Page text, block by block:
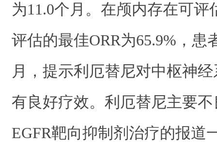
为11.0个月。在颅内存在可评
评估的最佳ORR为65.9%，患
月，提示利厄替尼对中枢神
有良好疗效。利厄替尼主要
EGFR靶向抑制剂治疗的报道